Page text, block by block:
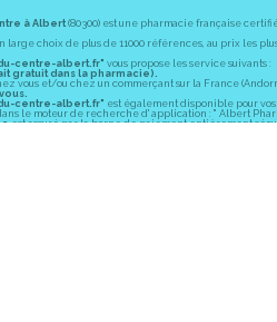
à Albert(80300) est une pharmacie française
large choix de plus de 11000 références, au prix les
centre-albert.fr" vous propose les service suivants :
gratuit dans la pharmacie).
vous et/ou chez un commerçant sur la France
centre-albert.fr" est également disponible pour vos
le moteur de recherche d' application : " Albert
est assuré par la borne de paiement entièrement